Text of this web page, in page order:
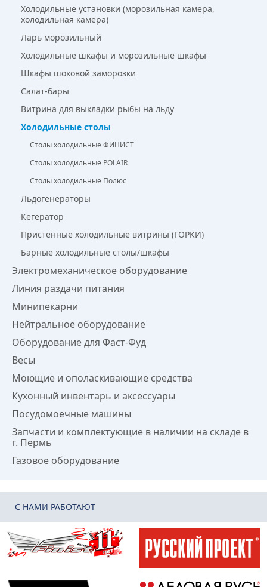
Холодильные установки (морозильная камера,
холодильная камера)
Ларь морозильный
Холодильные шкафы и морозильные шкафы
Шкафы шоковой заморозки
Салат-бары
Витрина для выкладки рыбы на льду
Холодильные столы
Столы холодильные ФИНИСТ
Столы холодильные POLAIR
Столы холодильные Полюс
Льдогенераторы
Кегератор
Пристенные холодильные витрины (ГОРКИ)
Барные холодильные столы/шкафы
Электромеханическое оборудование
Линия раздачи питания
Минипекарни
Нейтральное оборудование
Оборудование для Фаст-Фуд
Весы
Моющие и ополаскивающие средства
Кухонный инвентарь и аксессуары
Посудомоечные машины
Запчасти и комплектующие в наличии на складе в
г. Пермь
Газовое оборудование
C НАМИ РАБОТАЮТ